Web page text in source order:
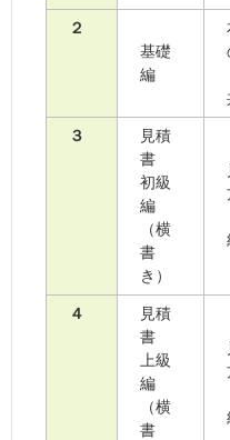
２
基礎
編
３
見積
書
初級
編
（横
書
き）
４
見積
書
上級
編
（横
書